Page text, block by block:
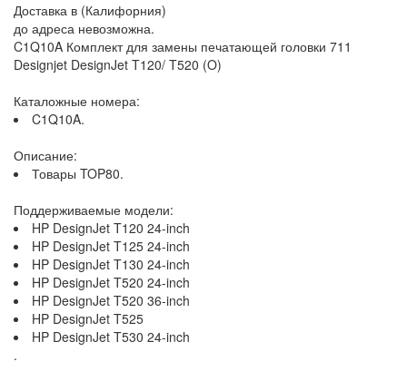
Доставка в (Калифорния)
до адреса невозможна.
C1Q10A Комплект для замены печатающей головки 711
Designjet DesignJet T120/ T520 (O)
Каталожные номера:
C1Q10A.
Описание:
Товары TOP80.
Поддерживаемые модели:
HP DesignJet T120 24-inch
HP DesignJet T125 24-inch
HP DesignJet T130 24-inch
HP DesignJet T520 24-inch
HP DesignJet T520 36-inch
HP DesignJet T525
HP DesignJet T530 24-inch
.